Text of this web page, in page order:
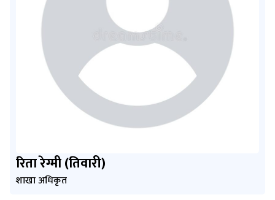
रिता रेग्मी (तिवारी)
शाखा अधिकृत